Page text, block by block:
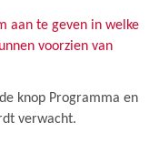
aan te geven in welke
voorzien van
knop Programma en
verwacht.